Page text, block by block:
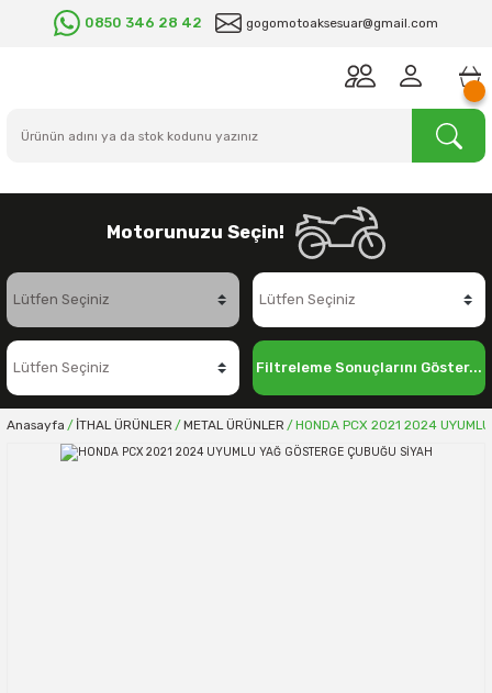
0850 346 28 42 gogomotoaksesuar@gmail.com
Motorunuzu Seçin!
Filtreleme Sonuçlarını Göster...
Anasayfa İTHAL ÜRÜNLER METAL ÜRÜNLER HONDA PCX 2021 2024 UYUMLU